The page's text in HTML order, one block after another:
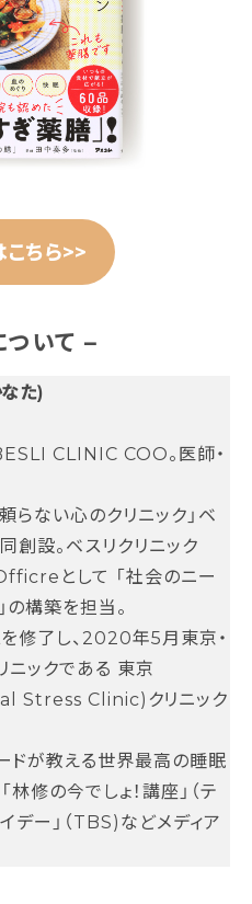
ちら>>
いて –
た)
CLINIC COO。医師・
らない心のクリニック」ベ
創設。ベスリクリニック
として 「社会のニー
構築を担当。
修了し、2020年5月東京・
ックである 東京
Clinic)クリニック
が教える世界最高の睡眠
林修の今でしょ！講座」（テ
デー」（TBS)などメディア